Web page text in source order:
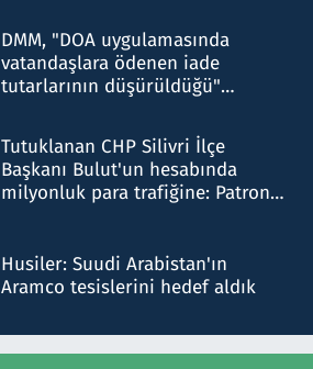
DMM, "DOA uygulamasında
vatandaşlara ödenen iade
tutarlarının düşürüldüğü"
Tutuklanan CHP Silivri İlçe
Başkanı Bulut'un hesabında
milyonluk para trafiğine: Patron
Husiler: Suudi Arabistan'ın
Aramco tesislerini hedef aldık